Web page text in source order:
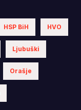
HSP BiH HVO
Ljubuški
Orašje